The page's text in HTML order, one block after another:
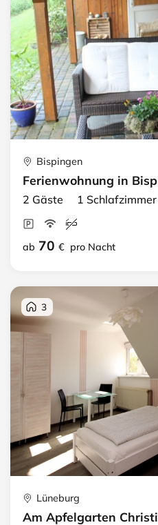
Bispingen
Ferienwohnung in
2 Gäste 1
ab 70 € pro Nacht
3
Lüneburg